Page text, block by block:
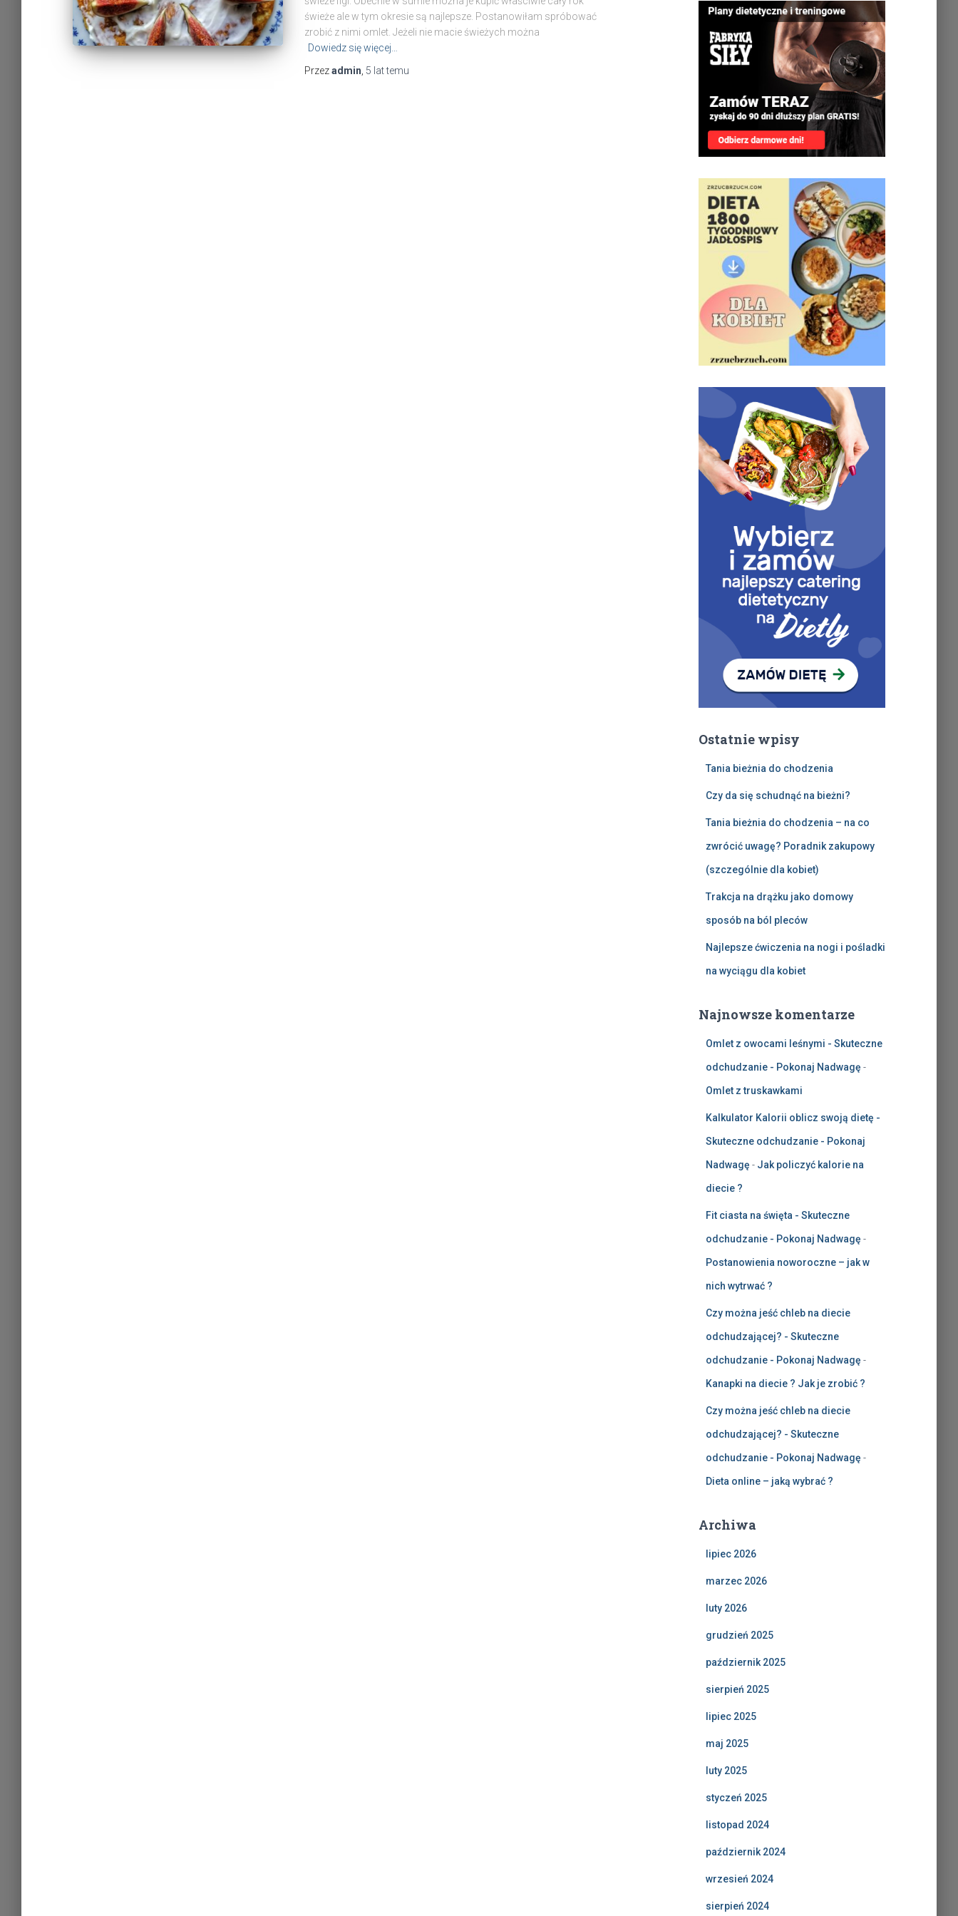
świeże ale w tym okresie są najlepsze. Postanowiłam spróbować
zrobić z nimi omlet. Jeżeli nie macie świeżych można
Dowiedz się więcej…
Przezadmin 5 lattemu
Ostatnie wpisy
Tania bieżnia do chodzenia
Czy da się schudnąć na bieżni?
Tania bieżnia do chodzenia – na co
zwrócić uwagę? Poradnik zakupowy
(szczególnie dla kobiet)
Trakcja na drążku jako domowy
sposób na ból pleców
Najlepsze ćwiczenia na nogi i pośladki
na wyciągu dla kobiet
Najnowsze komentarze
Omlet z owocami leśnymi - Skuteczne
odchudzanie - Pokonaj Nadwagę -
Omlet z truskawkami
Kalkulator Kalorii oblicz swoją dietę -
Skuteczne odchudzanie - Pokonaj
Nadwagę - Jak policzyć kalorie na
diecie ?
Fit ciasta na święta - Skuteczne
odchudzanie - Pokonaj Nadwagę -
Postanowienia noworoczne – jak w
nich wytrwać ?
Czy można jeść chleb na diecie
odchudzającej? - Skuteczne
odchudzanie - Pokonaj Nadwagę -
Kanapki na diecie ? Jak je zrobić ?
Czy można jeść chleb na diecie
odchudzającej? - Skuteczne
odchudzanie - Pokonaj Nadwagę -
Dieta online – jaką wybrać ?
Archiwa
lipiec 2026
marzec 2026
luty 2026
grudzień 2025
październik 2025
sierpień 2025
lipiec 2025
maj 2025
luty 2025
styczeń 2025
listopad 2024
październik 2024
wrzesień 2024
sierpień 2024